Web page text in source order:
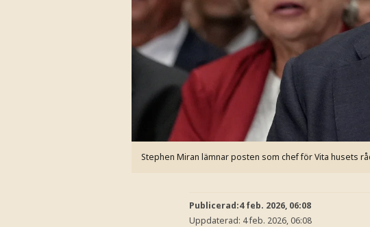
Stephen Miran lämnar posten som chef för Vita husets
Publicerad:4 feb. 2026, 06:08
Uppdaterad: 4 feb. 2026, 06:08